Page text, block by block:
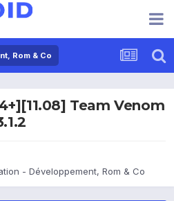
Rom & Co
Team Venom
- Développement, Rom & Co